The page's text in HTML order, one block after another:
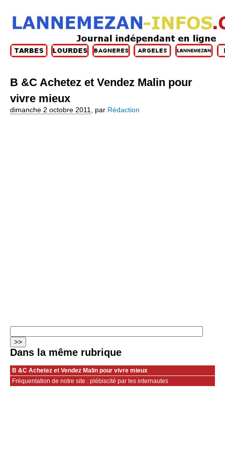
B &C Achetez et Vendez Malin pour
vivre mieux
dimanche 2 octobre 2011 par Rédaction
Dans la même rubrique
B &C Achetez et Vendez Malin pour vivre mieux
Fréquentation de notre site : plébiscité par les internautes